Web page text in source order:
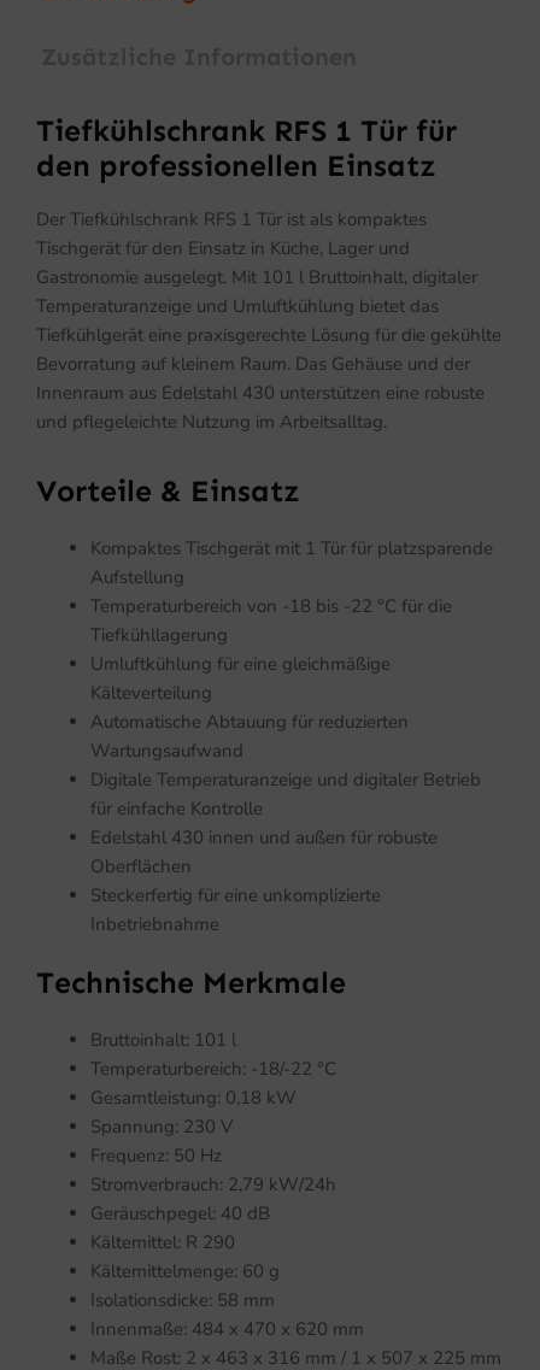
Tiefkühlschrank RFS 1 Tür für
den professionellen Einsatz
Der Tiefkühlschrank RFS 1 Tür ist als kompaktes
Tischgerät für den Einsatz in Küche, Lager und
Gastronomie ausgelegt. Mit 101 l Bruttoinhalt, digitaler
Temperaturanzeige und Umluftkühlung bietet das
Tiefkühlgerät eine praxisgerechte Lösung für die gekühlte
Bevorratung auf kleinem Raum. Das Gehäuse und der
Innenraum aus Edelstahl 430 unterstützen eine robuste
und pflegeleichte Nutzung im Arbeitsalltag.
Vorteile & Einsatz
Kompaktes Tischgerät mit 1 Tür für platzsparende
Aufstellung
Temperaturbereich von -18 bis -22 °C für die
Tiefkühllagerung
Umluftkühlung für eine gleichmäßige
Kälteverteilung
Automatische Abtauung für reduzierten
Wartungsaufwand
Digitale Temperaturanzeige und digitaler Betrieb
für einfache Kontrolle
Edelstahl 430 innen und außen für robuste
Oberflächen
Steckerfertig für eine unkomplizierte
Inbetriebnahme
Technische Merkmale
Bruttoinhalt: 101 l
Temperaturbereich: -18/-22 °C
Gesamtleistung: 0,18 kW
Spannung: 230 V
Frequenz: 50 Hz
Stromverbrauch: 2,79 kW/24h
Geräuschpegel: 40 dB
Kältemittel: R 290
Kältemittelmenge: 60 g
Isolationsdicke: 58 mm
Innenmaße: 484 x 470 x 620 mm
Maße Rost: 2 x 463 x 316 mm / 1 x 507 x 225 mm